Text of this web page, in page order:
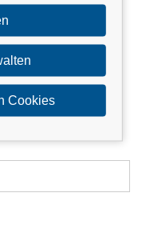
und
Stand über das
Tragen Sie sich
Cookies